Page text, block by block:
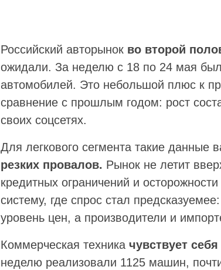
Российский авторынок во второй
ожидали. За неделю с 18 по 24 мая
автомобилей. Это небольшой плюс к
сравнение с прошлым годом: рост
своих соцсетях.
Для легкового сегмента такие
резких провалов. Рынок не летит
кредитных ограничений и
систему, где спрос стал
уровень цен, а производители и
Коммерческая техника чувствует
неделю реализовали 1125 машин,